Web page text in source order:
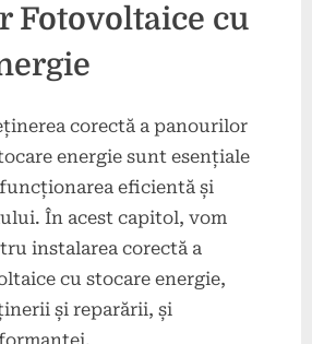
Fotovoltaice cu
corectă a panourilor
energie sunt esențiale
eficientă și
În acest capitol, vom
instalarea corectă a
cu stocare energie,
și reparării, și